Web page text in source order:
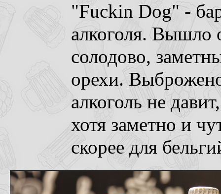
"Fuckin Dog" -
алкоголя. Вышло
солодово,
орехи.
алкоголь не
хотя заметно и
скорее для